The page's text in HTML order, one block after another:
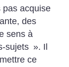
pas acquise
des
sens à
sujets ». Il
ce